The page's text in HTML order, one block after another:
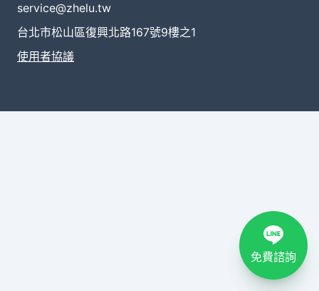
service@zhelu.tw
台北市松山區復興北路167號9樓之1
使用者協議
免費諮詢